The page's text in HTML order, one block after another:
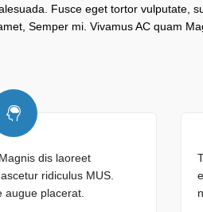
Fusce eget tortor vulputate,
Semper mi. Vivamus AC quam
dis laoreet
ridiculus MUS.
augue placerat.